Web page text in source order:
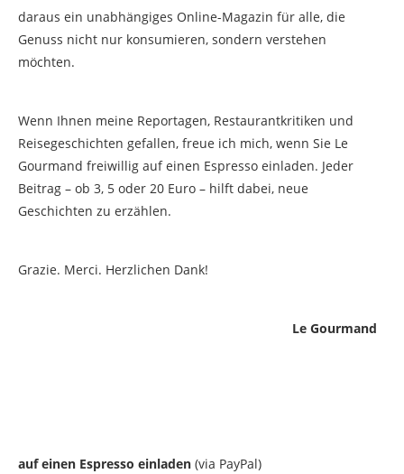
daraus ein unabhängiges Online-Magazin für alle, die
Genuss nicht nur konsumieren, sondern verstehen
möchten.
Wenn Ihnen meine Reportagen, Restaurantkritiken und
Reisegeschichten gefallen, freue ich mich, wenn Sie Le
Gourmand freiwillig auf einen Espresso einladen. Jeder
Beitrag – ob 3, 5 oder 20 Euro – hilft dabei, neue
Geschichten zu erzählen.
Grazie. Merci. Herzlichen Dank!
Le Gourmand
auf einen Espresso einladen (via PayPal)